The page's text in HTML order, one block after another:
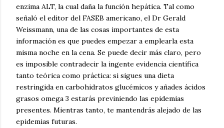
enzima ALT, la cual daña la función hepática. Tal como
señaló el editor del FASEB americano, el Dr Gerald
Weissmann, una de las cosas importantes de esta
información es que puedes empezar a emplearla esta
misma noche en la cena. Se puede decir más claro, pero
es imposible contradecir la ingente evidencia científica
tanto teórica como práctica: si sigues una dieta
restringida en carbohidratos glucémicos y añades ácidos
grasos omega 3 estarás previniendo las epidemias
presentes. Mientras tanto, te mantendrás alejado de las
epidemias futuras.